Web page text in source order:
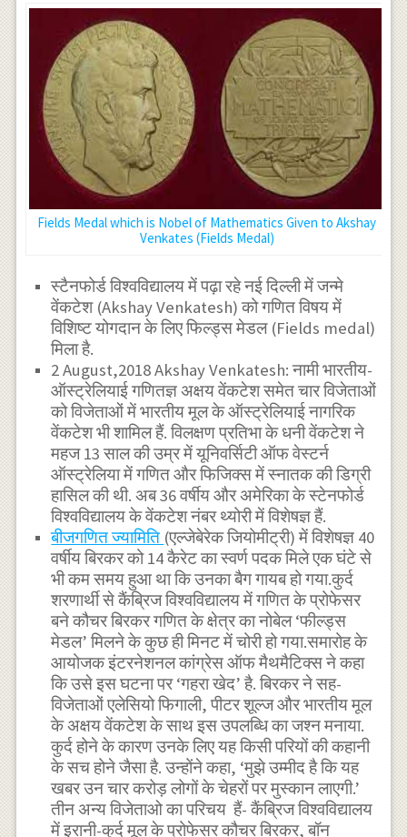
Fields Medal which is Nobel of Mathematics Given to Akshay
Venkates (Fields Medal)
स्टैनफोर्ड विश्वविद्यालय में पढ़ा रहे नई दिल्ली में जन्मे
वेंकटेश (Akshay Venkatesh) को गणित विषय में
विशिष्ट योगदान के लिए फिल्ड्स मेडल (Fields medal)
मिला है.
2 August,2018 Akshay Venkatesh: नामी भारतीय-
ऑस्ट्रेलियाई गणितज्ञ अक्षय वेंकटेश समेत चार विजेताओं
को विजेताओं में भारतीय मूल के ऑस्ट्रेलियाई नागरिक
वेंकटेश भी शामिल हैं. विलक्षण प्रतिभा के धनी वेंकटेश ने
महज 13 साल की उम्र में यूनिवर्सिटी ऑफ वेस्टर्न
ऑस्ट्रेलिया में गणित और फिजिक्स में स्नातक की डिग्री
हासिल की थी. अब 36 वर्षीय और अमेरिका के स्टेनफोर्ड
विश्वविद्यालय के वेंकटेश नंबर थ्योरी में विशेषज्ञ हैं.
बीजगणित ज्यामिति (एल्जेबेरेक जियोमीट्री) में विशेषज्ञ 40
वर्षीय बिरकर को 14 कैरेट का स्वर्ण पदक मिले एक घंटे से
भी कम समय हुआ था कि उनका बैग गायब हो गया.कुर्द
शरणार्थी से कैंब्रिज विश्वविद्यालय में गणित के प्रोफेसर
बने कौचर बिरकर गणित के क्षेत्र का नोबेल ‘फील्ड्स
मेडल’ मिलने के कुछ ही मिनट में चोरी हो गया.समारोह के
आयोजक इंटरनेशनल कांग्रेस ऑफ मैथमैटिक्स ने कहा
कि उसे इस घटना पर ‘गहरा खेद’ है. बिरकर ने सह-
विजेताओं एलेसियो फिगाली, पीटर शूल्ज और भारतीय मूल
के अक्षय वेंकटेश के साथ इस उपलब्धि का जश्न मनाया.
कुर्द होने के कारण उनके लिए यह किसी परियों की कहानी
के सच होने जैसा है. उन्होंने कहा, ‘मुझे उम्मीद है कि यह
खबर उन चार करोड़ लोगों के चेहरों पर मुस्कान लाएगी.’
तीन अन्य विजेताओ का परिचय हैं- कैंब्रिज विश्वविद्यालय
में इरानी-कुर्द मूल के प्रोफेसर कौचर बिरकर, बॉन